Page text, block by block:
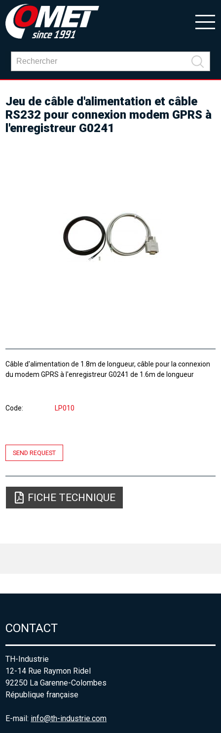
Jeu de câble d'alimentation et câble
RS232 pour connexion modem GPRS à
l'enregistreur G0241
Câble d'alimentation de 1.8m de longueur, câble pour la connexion
du modem GPRS à l'enregistreur G0241 de 1.6m de longueur
Code LP010
SEND REQUEST
FICHE TECHNIQUE
CONTACT
TH-Industrie
12-14 Rue Raymon Ridel
92250 La Garenne-Colombes
République française
E-mail: info@th-industrie.com